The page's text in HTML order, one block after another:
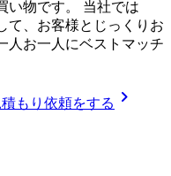
い物です。 当社では
て、お客様とじっくりお
人お一人にベストマッチ
もり依頼をする chevron_right